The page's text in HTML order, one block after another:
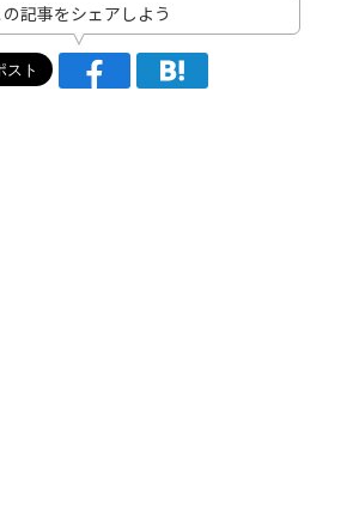
の記事をシェアしよう